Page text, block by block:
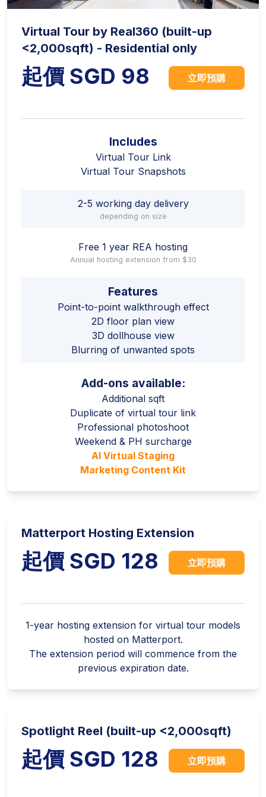
Virtual Tour by Real360 (built-up
<2,000sqft) - Residential only
起價 SGD 98 立即預購
Includes
Virtual Tour Link
Virtual Tour Snapshots
2-5 working day delivery
depending on size
Free 1 year REA hosting
Annual hosting extension from $30
Features
Point-to-point walkthrough effect
2D floor plan view
3D dollhouse view
Blurring of unwanted spots
Add-ons available:
Additional sqft
Duplicate of virtual tour link
Professional photoshoot
Weekend & PH surcharge
AI Virtual Staging
Marketing Content Kit
Matterport Hosting Extension
起價 SGD 128 立即預購
1-year hosting extension for virtual tour models
hosted on Matterport.
The extension period will commence from the
previous expiration date.
Spotlight Reel (built-up <2,000sqft)
起價 SGD 128 立即預購